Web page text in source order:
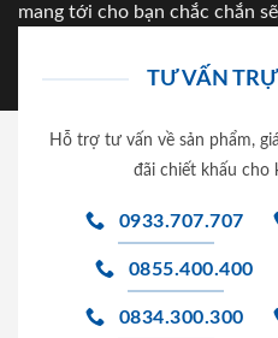
mang tới cho bạn chắc chắn
TƯ VẤN
Hỗ trợ tư vấn về sản phẩm,
đãi chiết khấu cho
0933.707.707
0855.400.400
0834.300.300